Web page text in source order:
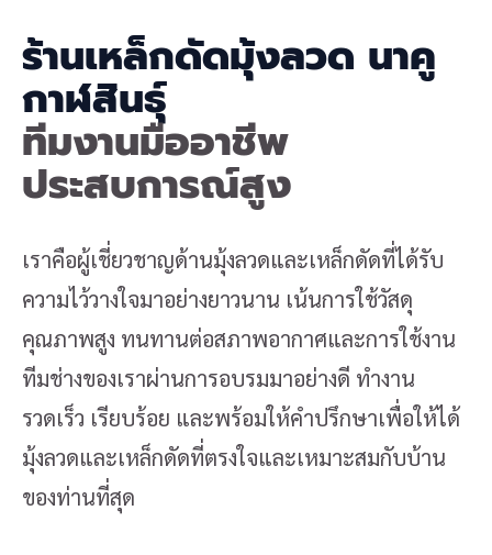
ร้านเหล็กดัดมุ้งลวด นาคู
กาฬสินธุ์
ทีมงานมืออาชีพ
ประสบการณ์สูง
เราคือผู้เชี่ยวชาญด้านมุ้งลวดและเหล็กดัดที่ได้รับ
ความไว้วางใจมาอย่างยาวนาน เน้นการใช้วัสดุ
คุณภาพสูง ทนทานต่อสภาพอากาศและการใช้งาน
ทีมช่างของเราผ่านการอบรมมาอย่างดี ทำงาน
รวดเร็ว เรียบร้อย และพร้อมให้คำปรึกษาเพื่อให้ได้
มุ้งลวดและเหล็กดัดที่ตรงใจและเหมาะสมกับบ้าน
ของท่านที่สุด